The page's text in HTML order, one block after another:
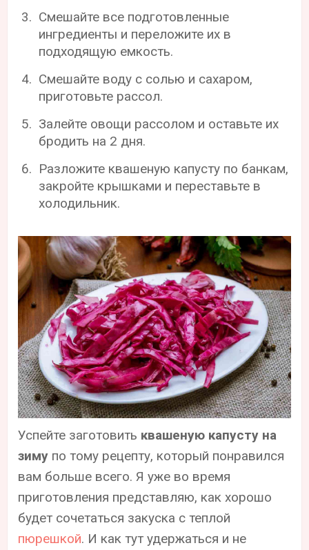
Смешайте все подготовленные
ингредиенты и переложите их в
подходящую емкость.
Смешайте воду с солью и сахаром,
приготовьте рассол.
Залейте овощи рассолом и оставьте их
бродить на 2 дня.
Разложите квашеную капусту по банкам,
закройте крышками и переставьте в
холодильник.
Успейте заготовить квашеную капусту на
зиму по тому рецепту, который понравился
вам больше всего. Я уже во время
приготовления представляю, как хорошо
будет сочетаться закуска с теплой
пюрешкой. И как тут удержаться и не